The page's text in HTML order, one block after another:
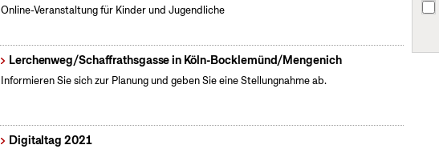
Online-Veranstaltung für Kinder und Jugendliche
Lerchenweg/Schaffrathsgasse in Köln-Bocklemünd/Mengenich
Informieren Sie sich zur Planung und geben Sie eine Stellungnahme ab.
Digitaltag 2021